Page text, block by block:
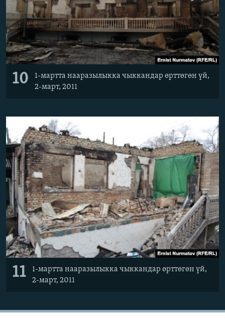
10
1-мартта нааразылыкка чыккандар өрттөгөн үй,
2-март, 2011
11
1-мартта нааразылыкка чыккандар өрттөгөн үй,
2-март, 2011